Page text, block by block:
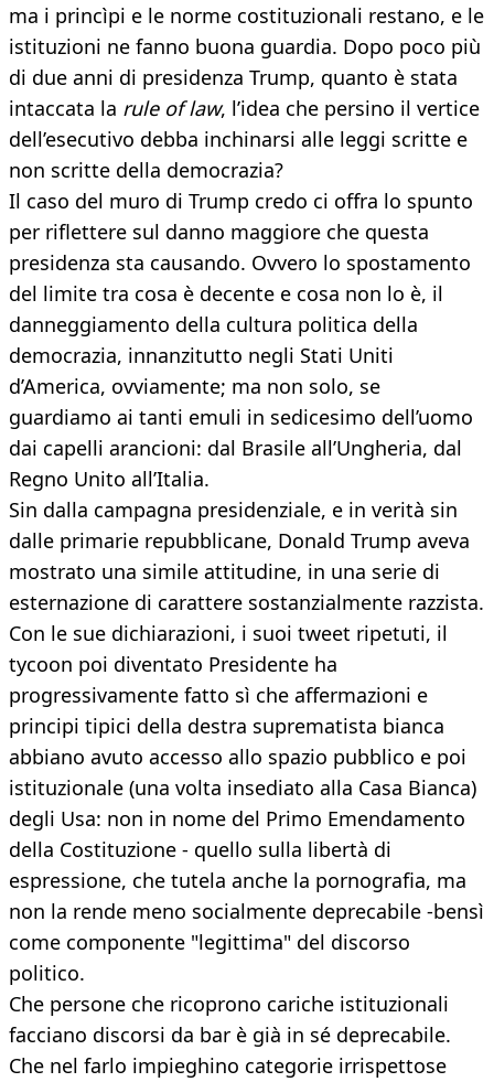
ma i princìpi e le norme costituzionali restano, e le
istituzioni ne fanno buona guardia. Dopo poco più
di due anni di presidenza Trump, quanto è stata
intaccata la rule of law, l’idea che persino il vertice
dell’esecutivo debba inchinarsi alle leggi scritte e
non scritte della democrazia?
Il caso del muro di Trump credo ci offra lo spunto
per riflettere sul danno maggiore che questa
presidenza sta causando. Ovvero lo spostamento
del limite tra cosa è decente e cosa non lo è, il
danneggiamento della cultura politica della
democrazia, innanzitutto negli Stati Uniti
d’America, ovviamente; ma non solo, se
guardiamo ai tanti emuli in sedicesimo dell’uomo
dai capelli arancioni: dal Brasile all’Ungheria, dal
Regno Unito all’Italia.
Sin dalla campagna presidenziale, e in verità sin
dalle primarie repubblicane, Donald Trump aveva
mostrato una simile attitudine, in una serie di
esternazione di carattere sostanzialmente razzista.
Con le sue dichiarazioni, i suoi tweet ripetuti, il
tycoon poi diventato Presidente ha
progressivamente fatto sì che affermazioni e
principi tipici della destra suprematista bianca
abbiano avuto accesso allo spazio pubblico e poi
istituzionale (una volta insediato alla Casa Bianca)
degli Usa: non in nome del Primo Emendamento
della Costituzione - quello sulla libertà di
espressione, che tutela anche la pornografia, ma
non la rende meno socialmente deprecabile -bensì
come componente "legittima" del discorso
politico.
Che persone che ricoprono cariche istituzionali
facciano discorsi da bar è già in sé deprecabile.
Che nel farlo impieghino categorie irrispettose